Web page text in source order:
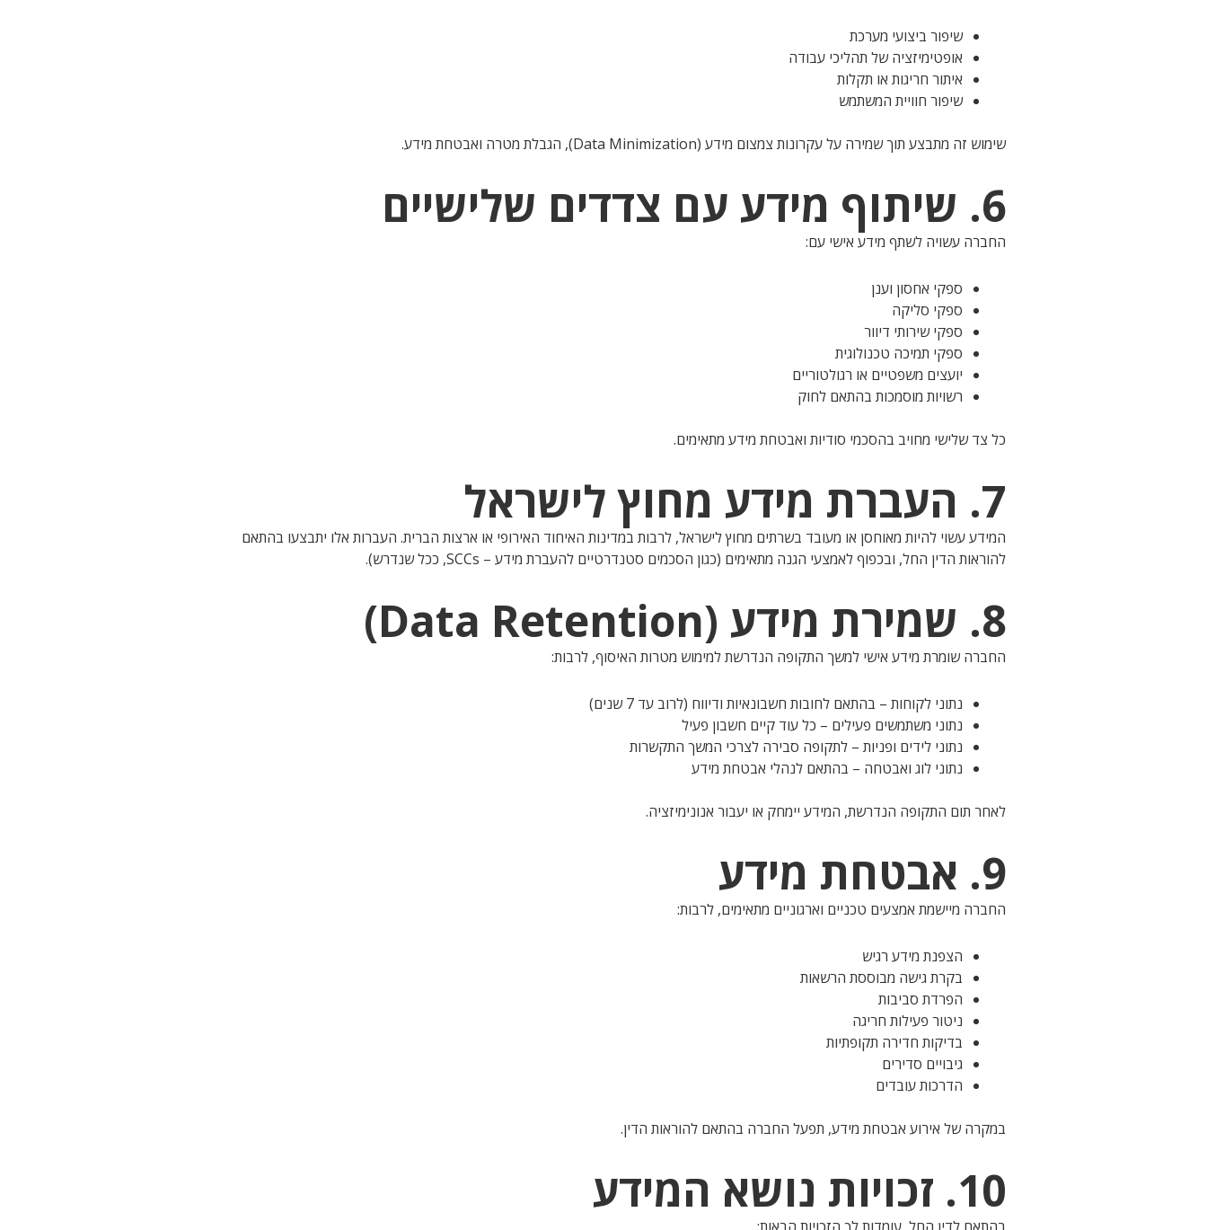
שיפור ביצועי מערכת
אופטימיזציה של תהליכי עבודה
איתור חריגות או תקלות
שיפור חוויית המשתמש
שימוש זה מתבצע תוך שמירה על עקרונות צמצום מידע (Data Minimization), הגבלת מטרה ואבטחת מידע.
6. שיתוף מידע עם צדדים שלישיים
החברה עשויה לשתף מידע אישי עם:
ספקי אחסון וענן
ספקי סליקה
ספקי שירותי דיוור
ספקי תמיכה טכנולוגית
יועצים משפטיים או רגולטוריים
רשויות מוסמכות בהתאם לחוק
כל צד שלישי מחויב בהסכמי סודיות ואבטחת מידע מתאימים.
7. העברת מידע מחוץ לישראל
המידע עשוי להיות מאוחסן או מעובד בשרתים מחוץ לישראל, לרבות במדינות האיחוד האירופי או ארצות הברית. העברות אלו יתבצעו בהתאם
להוראות הדין החל, ובכפוף לאמצעי הגנה מתאימים (כגון הסכמים סטנדרטיים להעברת מידע – SCCs, ככל שנדרש).
8. שמירת מידע (Data Retention)
החברה שומרת מידע אישי למשך התקופה הנדרשת למימוש מטרות האיסוף, לרבות:
נתוני לקוחות – בהתאם לחובות חשבונאיות ודיווח (לרוב עד 7 שנים)
נתוני משתמשים פעילים – כל עוד קיים חשבון פעיל
נתוני לידים ופניות – לתקופה סבירה לצרכי המשך התקשרות
נתוני לוג ואבטחה – בהתאם לנהלי אבטחת מידע
לאחר תום התקופה הנדרשת, המידע יימחק או יעבור אנונימיזציה.
9. אבטחת מידע
החברה מיישמת אמצעים טכניים וארגוניים מתאימים, לרבות:
הצפנת מידע רגיש
בקרת גישה מבוססת הרשאות
הפרדת סביבות
ניטור פעילות חריגה
בדיקות חדירה תקופתיות
גיבויים סדירים
הדרכות עובדים
במקרה של אירוע אבטחת מידע, תפעל החברה בהתאם להוראות הדין.
10. זכויות נושא המידע